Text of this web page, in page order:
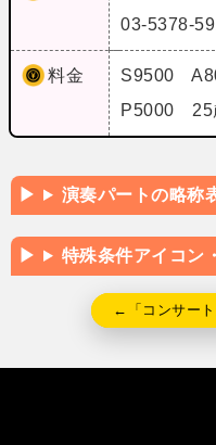
03-5378-
料金
S9500
P5000 25
演奏パートの略称
特殊条件アイコン
←「コンサー